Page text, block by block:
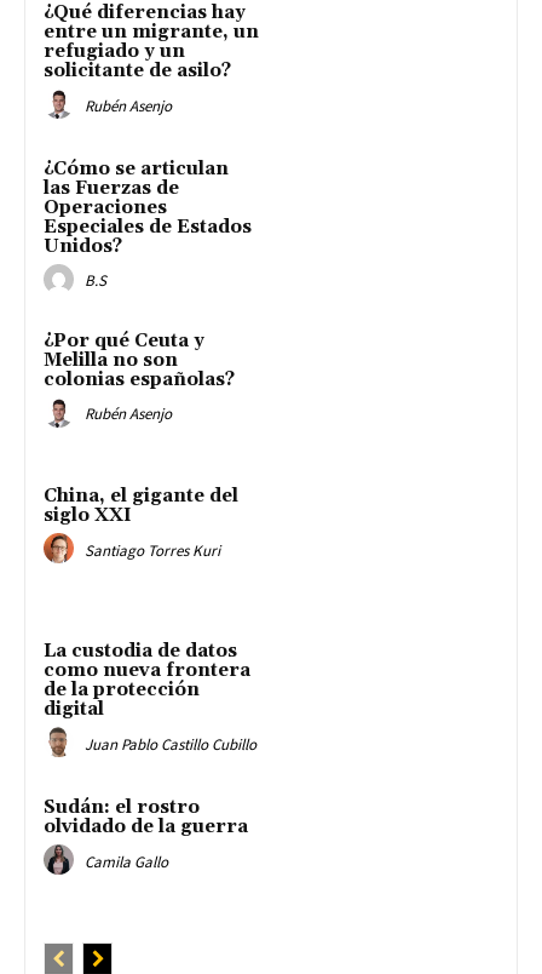
¿Qué diferencias hay
entre un migrante, un
refugiado y un
solicitante de asilo?
Rubén Asenjo
¿Cómo se articulan
las Fuerzas de
Operaciones
Especiales de Estados
Unidos?
B.S
¿Por qué Ceuta y
Melilla no son
colonias españolas?
Rubén Asenjo
China, el gigante del
siglo XXI
Santiago Torres Kuri
La custodia de datos
como nueva frontera
de la protección
digital
Juan Pablo Castillo Cubillo
Sudán: el rostro
olvidado de la guerra
Camila Gallo